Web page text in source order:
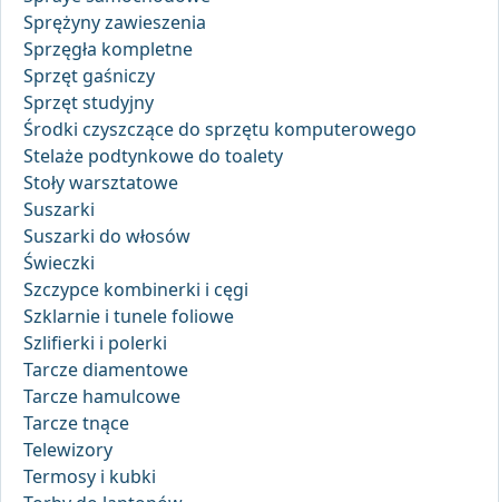
Sprężyny zawieszenia
Sprzęgła kompletne
Sprzęt gaśniczy
Sprzęt studyjny
Środki czyszczące do sprzętu komputerowego
Stelaże podtynkowe do toalety
Stoły warsztatowe
Suszarki
Suszarki do włosów
Świeczki
Szczypce kombinerki i cęgi
Szklarnie i tunele foliowe
Szlifierki i polerki
Tarcze diamentowe
Tarcze hamulcowe
Tarcze tnące
Telewizory
Termosy i kubki